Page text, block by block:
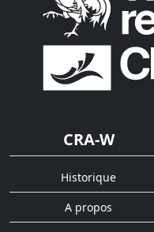
CRA-W
Historique
A propos